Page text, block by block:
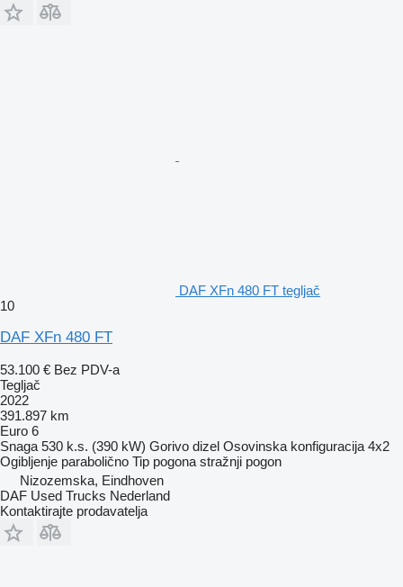
DAF XFn 480 FT tegljač
10
DAF XFn 480 FT
53.100 € Bez PDV-a
Tegljač
2022
391.897 km
Euro 6
Snaga 530 k.s. (390 kW) Gorivo dizel Osovinska konfiguracija 4x2
Ogibljenje parabolično Tip pogona stražnji pogon
Nizozemska, Eindhoven
DAF Used Trucks Nederland
Kontaktirajte prodavatelja